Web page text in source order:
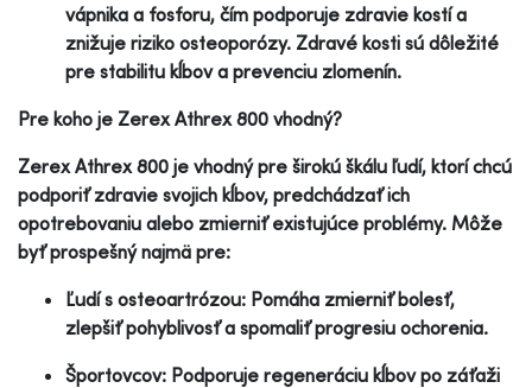
vápnika a fosforu, čím podporuje zdravie kostí a
znižuje riziko osteoporózy. Zdravé kosti sú dôležité
pre stabilitu kĺbov a prevenciu zlomenín.
Pre koho je Zerex Athrex 800 vhodný?
Zerex Athrex 800 je vhodný pre širokú škálu ľudí, ktorí chcú
podporiť zdravie svojich kĺbov, predchádzať ich
opotrebovaniu alebo zmierniť existujúce problémy. Môže
byť prospešný najmä pre:
Ľudí s osteoartrózou: Pomáha zmierniť bolesť,
zlepšiť pohyblivosť a spomaliť progresiu ochorenia.
Športovcov: Podporuje regeneráciu kĺbov po záťaži